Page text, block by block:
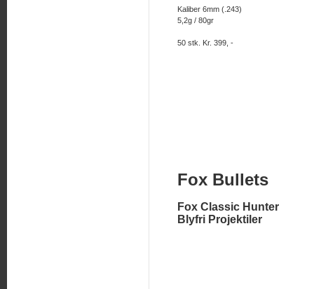
Kaliber 6mm (.243)
5,2g / 80gr
50 stk. Kr. 399, -
Fox Bullets
Fox Classic Hunter
Blyfri Projektiler